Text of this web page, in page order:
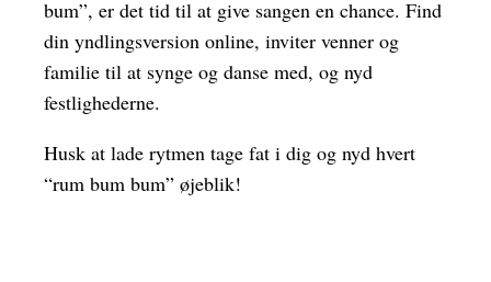
bum”, er det tid til at give sangen en chance. Find
din yndlingsversion online, inviter venner og
familie til at synge og danse med, og nyd
festlighederne.
Husk at lade rytmen tage fat i dig og nyd hvert
“rum bum bum” øjeblik!